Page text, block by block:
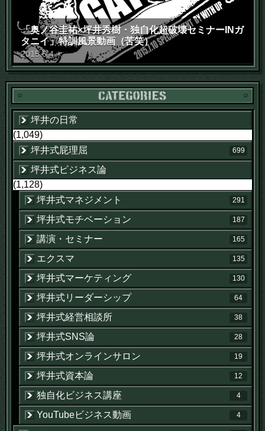
「奥ノ谷圭祐×坪井秀樹・独自化超破壊セミナーINガ
タニイ」特訓風景動画（苦笑）
2015.6.4 木
坪井の日常
(1,049)
坪井式屁理屈
699
坪井式ビジネス論
(1,128)
坪井式マネジメント
291
坪井式モチベーション 187
講演・セミナー 165
エクスマ 135
坪井式マーケティング 130
坪井式リーダーシップ 64
坪井式経営相談所 38
坪井式SNS論 28
坪井式オンラインサロン 19
坪井式資本論 12
独自化ビジネス講座 4
YouTubeビジネス動画 4